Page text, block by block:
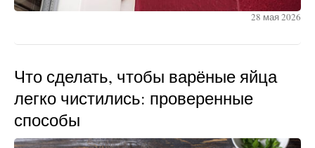
28 мая 2026
Что сделать, чтобы варёные яйца
легко чистились: проверенные
способы